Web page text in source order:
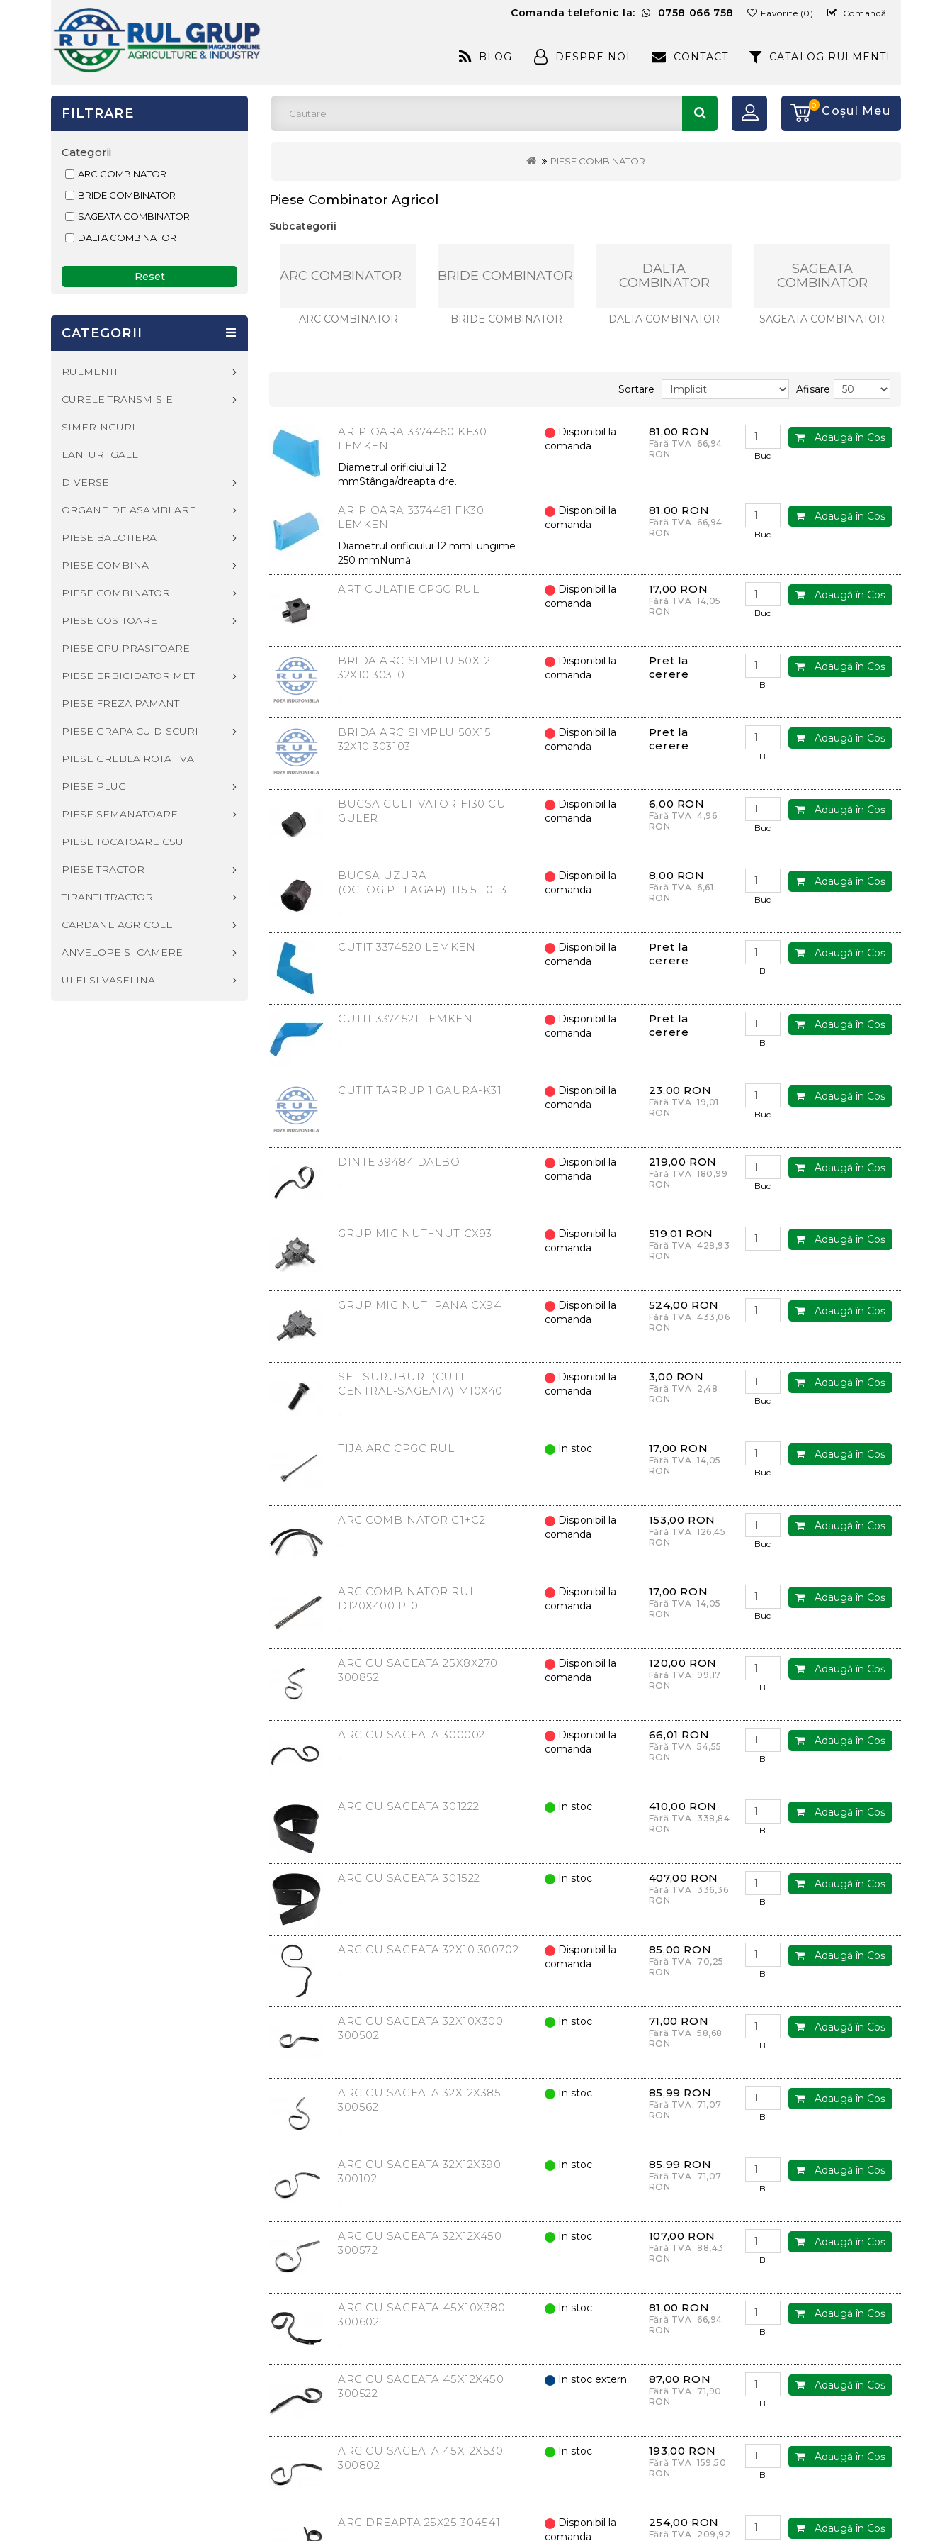
Comanda telefonic la: 0758 066 758 Favorite (0) Comandă
BLOG DESPRE NOI CONTACT CATALOG RULMENTI
0 Coşul Meu
PIESE COMBINATOR
FILTRARE
Categorii
ARC COMBINATOR
BRIDE COMBINATOR
SAGEATA COMBINATOR
DALTA COMBINATOR
Reset
CATEGORII
RULMENTI
CURELE TRANSMISIE
SIMERINGURI
LANTURI GALL
DIVERSE
ORGANE DE ASAMBLARE
PIESE BALOTIERA
PIESE COMBINA
PIESE COMBINATOR
PIESE COSITOARE
PIESE CPU PRASITOARE
PIESE ERBICIDATOR MET
PIESE FREZA PAMANT
PIESE GRAPA CU DISCURI
PIESE GREBLA ROTATIVA
PIESE PLUG
PIESE SEMANATOARE
PIESE TOCATOARE CSU
PIESE TRACTOR
TIRANTI TRACTOR
CARDANE AGRICOLE
ANVELOPE SI CAMERE
ULEI SI VASELINA
Piese Combinator Agricol
Subcategorii
ARC COMBINATOR
ARC COMBINATOR
BRIDE COMBINATOR
BRIDE COMBINATOR
DALTA
COMBINATOR
DALTA COMBINATOR
SAGEATA
COMBINATOR
SAGEATA COMBINATOR
Sortare Afisare
ARIPIOARA 3374460 KF30
LEMKEN
Diametrul orificiului 12
mmStânga/dreapta dre..
Disponibil la
comanda
81,00 RON
Fără TVA: 66,94
RON
Adaugă în Coş
Buc
ARIPIOARA 3374461 FK30
LEMKEN
Diametrul orificiului 12 mmLungime
250 mmNumă..
Disponibil la
comanda
81,00 RON
Fără TVA: 66,94
RON
Adaugă în Coş
Buc
ARTICULATIE CPGC RUL
..
Disponibil la
comanda
17,00 RON
Fără TVA: 14,05
RON
Adaugă în Coş
Buc
BRIDA ARC SIMPLU 50X12
32X10 303101
..
Disponibil la
comanda
Pret la
cerere
Adaugă în Coş
B
BRIDA ARC SIMPLU 50X15
32X10 303103
..
Disponibil la
comanda
Pret la
cerere
Adaugă în Coş
B
BUCSA CULTIVATOR FI30 CU
GULER
..
Disponibil la
comanda
6,00 RON
Fără TVA: 4,96
RON
Adaugă în Coş
Buc
BUCSA UZURA
(OCTOG.PT.LAGAR) TI5.5-10.13
..
Disponibil la
comanda
8,00 RON
Fără TVA: 6,61
RON
Adaugă în Coş
Buc
CUTIT 3374520 LEMKEN
..
Disponibil la
comanda
Pret la
cerere
Adaugă în Coş
B
CUTIT 3374521 LEMKEN
..
Disponibil la
comanda
Pret la
cerere
Adaugă în Coş
B
CUTIT TARRUP 1 GAURA-K31
..
Disponibil la
comanda
23,00 RON
Fără TVA: 19,01
RON
Adaugă în Coş
Buc
DINTE 39484 DALBO
..
Disponibil la
comanda
219,00 RON
Fără TVA: 180,99
RON
Adaugă în Coş
Buc
GRUP MIG NUT+NUT CX93
..
Disponibil la
comanda
519,01 RON
Fără TVA: 428,93
RON
Adaugă în Coş
GRUP MIG NUT+PANA CX94
..
Disponibil la
comanda
524,00 RON
Fără TVA: 433,06
RON
Adaugă în Coş
SET SURUBURI (CUTIT
CENTRAL-SAGEATA) M10X40
..
Disponibil la
comanda
3,00 RON
Fără TVA: 2,48
RON
Adaugă în Coş
Buc
TIJA ARC CPGC RUL
..
In stoc 17,00 RON
Fără TVA: 14,05
RON
Adaugă în Coş
Buc
ARC COMBINATOR C1+C2
..
Disponibil la
comanda
153,00 RON
Fără TVA: 126,45
RON
Adaugă în Coş
Buc
ARC COMBINATOR RUL
D120X400 P10
..
Disponibil la
comanda
17,00 RON
Fără TVA: 14,05
RON
Adaugă în Coş
Buc
ARC CU SAGEATA 25X8X270
300852
..
Disponibil la
comanda
120,00 RON
Fără TVA: 99,17
RON
Adaugă în Coş
B
ARC CU SAGEATA 300002
..
Disponibil la
comanda
66,01 RON
Fără TVA: 54,55
RON
Adaugă în Coş
B
ARC CU SAGEATA 301222
..
In stoc 410,00 RON
Fără TVA: 338,84
RON
Adaugă în Coş
B
ARC CU SAGEATA 301522
..
In stoc 407,00 RON
Fără TVA: 336,36
RON
Adaugă în Coş
B
ARC CU SAGEATA 32X10 300702
..
Disponibil la
comanda
85,00 RON
Fără TVA: 70,25
RON
Adaugă în Coş
B
ARC CU SAGEATA 32X10X300
300502
..
In stoc 71,00 RON
Fără TVA: 58,68
RON
Adaugă în Coş
B
ARC CU SAGEATA 32X12X385
300562
..
In stoc 85,99 RON
Fără TVA: 71,07
RON
Adaugă în Coş
B
ARC CU SAGEATA 32X12X390
300102
..
In stoc 85,99 RON
Fără TVA: 71,07
RON
Adaugă în Coş
B
ARC CU SAGEATA 32X12X450
300572
..
In stoc 107,00 RON
Fără TVA: 88,43
RON
Adaugă în Coş
B
ARC CU SAGEATA 45X10X380
300602
..
In stoc 81,00 RON
Fără TVA: 66,94
RON
Adaugă în Coş
B
ARC CU SAGEATA 45X12X450
300522
..
In stoc extern 87,00 RON
Fără TVA: 71,90
RON
Adaugă în Coş
B
ARC CU SAGEATA 45X12X530
300802
..
In stoc 193,00 RON
Fără TVA: 159,50
RON
Adaugă în Coş
B
ARC DREAPTA 25X25 304541
Disponibil la
comanda
254,00 RON
Fără TVA: 209,92
Adaugă în Coş